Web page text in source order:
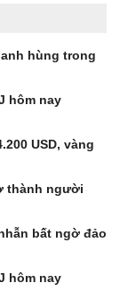
hùng trong
hôm nay
USD, vàng
thành người
bất ngờ đảo
hôm nay